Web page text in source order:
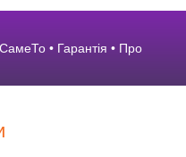
СамеТо • Гарантія • Про